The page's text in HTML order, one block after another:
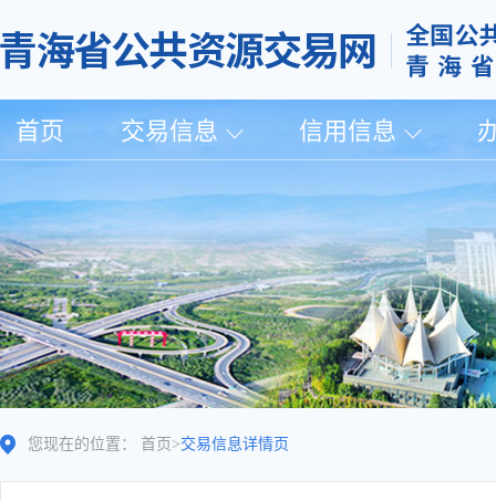
首页 交易信息 信用信息
您现在的位置： 首页 >交易信息详情页